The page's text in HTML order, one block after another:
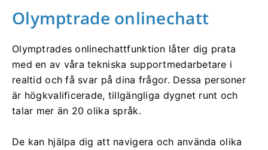
Olymptrade onlinechatt
Olymptrades onlinechattfunktion låter dig prata
med en av våra tekniska supportmedarbetare i
realtid och få svar på dina frågor. Dessa personer
är högkvalificerade, tillgängliga dygnet runt och
talar mer än 20 olika språk.
De kan hjälpa dig att navigera och använda olika